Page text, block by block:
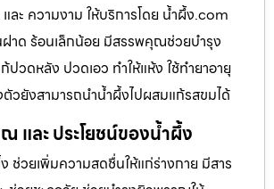
ละ ความงาม ให้บริการโดย น้ำผึ้ง.com
าด ร้อนเล็กน้อย มีสรรพคุณช่วยบำรุง
ปวดหลัง ปวดเอว ทำให้แห้ง ใช้ทำยาอายุ
วยังสามารถนำน้ำผึ้งไปผสมแก้รสขมได้
และ ประโยชน์ของน้ำผึ้ง
ช่วยเพิ่มความสดชื่นให้แก่ร่างกาย มีสาร